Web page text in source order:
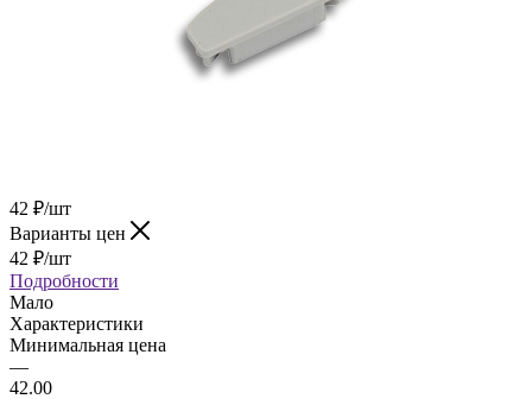
42 ₽/шт
Варианты цен
42 ₽/шт
Подробности
Мало
Характеристики
Минимальная цена
—
42.00